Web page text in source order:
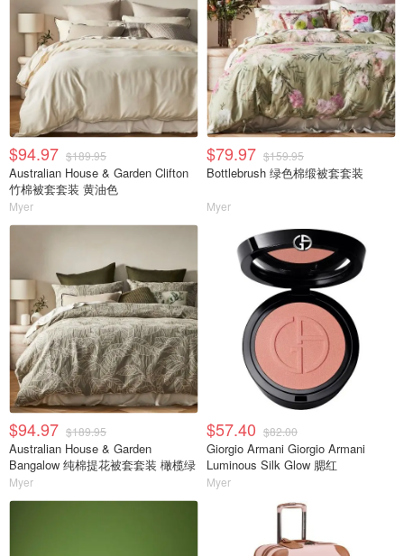
$94.97 $189.95
Australian House & Garden Clifton
竹棉被套套装 黄油色
Myer
$79.97 $159.95
Bottlebrush 绿色棉缎被套套装
Myer
$94.97 $189.95
Australian House & Garden
Bangalow 纯棉提花被套套装 橄榄绿
Myer
$57.40 $82.00
Giorgio Armani Giorgio Armani
Luminous Silk Glow 腮红
Myer